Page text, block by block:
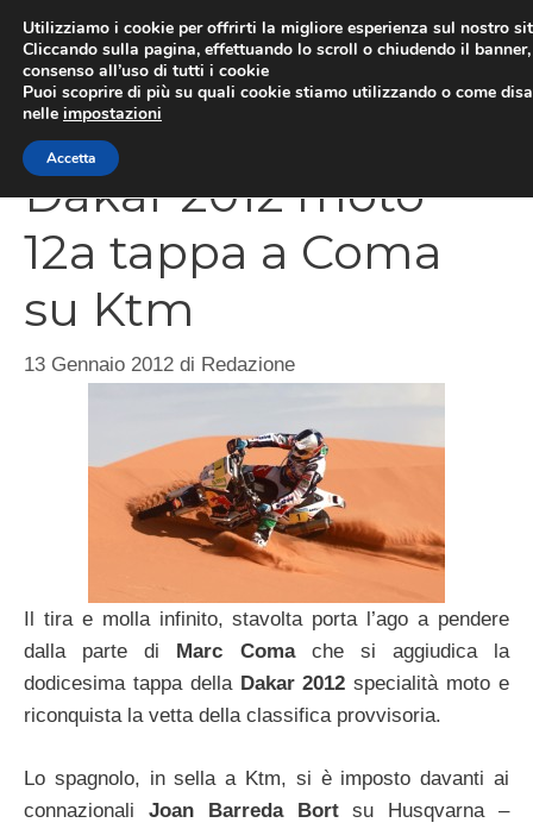
contenuto
Dakar 2012 moto
12a tappa a Coma
su Ktm
13 Gennaio 2012 di Redazione
Il tira e molla infinito, stavolta porta l’ago a pendere
dalla parte di Marc Comache si aggiudica la
dodicesima tappa della Dakar 2012 specialità moto e
riconquista la vetta della classifica provvisoria.
Lo spagnolo, in sella a Ktm, si è imposto davanti ai
connazionali Joan Barreda Bortsu Husqvarna –
Utilizziamo i cookie per offrirti la migliore esperienza sul nostro
Cliccando sulla pagina, effettuando lo scroll o chiudendo il
consenso all’uso di tutti i cookie
Puoi scoprire di più su quali cookie stiamo utilizzando o come
nelle impostazioni
Accetta